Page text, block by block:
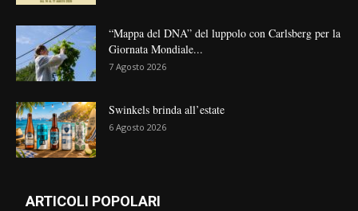
“Mappa del DNA” del luppolo con Carlsberg per la
Giornata Mondiale...
7 Agosto 2026
Swinkels brinda all’estate
6 Agosto 2026
ARTICOLI POPOLARI